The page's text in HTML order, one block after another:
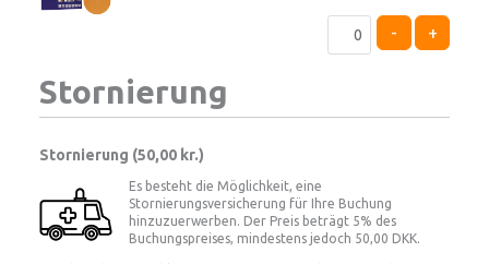
- +
Stornierung
Stornierung (50,00 kr.)
Es besteht die Möglichkeit, eine
Stornierungsversicherung für Ihre Buchung
hinzuzuerwerben. Der Preis beträgt 5% des
Buchungspreises, mindestens jedoch 50,00 DKK.